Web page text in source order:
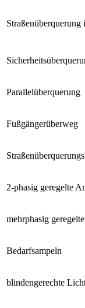
Parallelüberquerung
Fußgängerüberweg
2-phasig geregelte
mehrphasig
Bedarfsampeln
blindengerechte